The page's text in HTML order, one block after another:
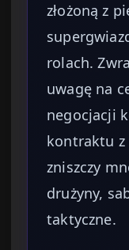
złożoną z
rolach.
uwagę na
negocjacji
kontraktu z
zniszczy
drużyny,
taktyczne.